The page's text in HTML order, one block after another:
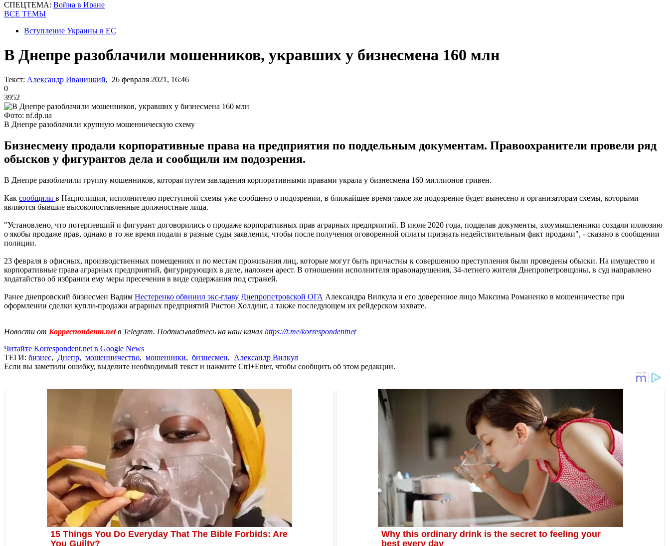
СПЕЦТЕМА: Война в Иране
ВСЕ ТЕМЫ
Вступление Украины в ЕС
В Днепре разоблачили мошенников, укравших у бизнесмена 160 млн
Текст: Александр Иваницкий, 26 февраля 2021, 16:46
0
3952
Фото: nf.dp.ua
В Днепре разоблачили крупную мошенническую схему
Бизнесмену продали корпоративные права на предприятия по поддельным документам. Правоохранители провели ряд
обысков у фигурантов дела и сообщили им подозрения.
В Днепре разоблачили группу мошенников, которая путем завладения корпоративными правами украла у бизнесмена 160 миллионов гривен.
Как сообщили в Нацполиции, исполнителю преступной схемы уже сообщено о подозрении, в ближайшее время такое же подозрение будет вынесено и организаторам схемы, которыми
являются бывшие высокопоставленные должностные лица.
"Установлено, что потерпевший и фигурант договорились о продаже корпоративных прав аграрных предприятий. В июле 2020 года, подделав документы, злоумышленники создали иллюзию
о якобы продаже прав, однако в то же время подали в разные суды заявления, чтобы после получения оговоренной оплаты признать недействительным факт продажи", - сказано в сообщении
полиции.
23 февраля в офисных, производственных помещениях и по местам проживания лиц, которые могут быть причастны к совершению преступления были проведены обыски. На имущество и
корпоративные права аграрных предприятий, фигурирующих в деле, наложен арест. В отношении исполнителя правонарушения, 34-летнего жителя Днепропетровщины, в суд направлено
ходатайство об избрании ему меры пресечения в виде содержания под стражей.
Ранее днепровский бизнесмен Вадим Нестеренко обвинил экс-главу Днепропетровской ОГА Александра Вилкула и его доверенное лицо Максима Романенко в мошенничестве при
оформлении сделки купли-продажи аграрных предприятий Ристон Холдинг, а также последующем их рейдерском захвате.
Новости от Корреспондент.netв Telegram. Подписывайтесь на наш канал https://t.me/korrespondentnet
Читайте Korrespondent.net в Google News
ТЕГИ: бизнес, Днепр, мошенничество, мошенники, бизнесмен, Александр Вилкул
Если вы заметили ошибку, выделите необходимый текст и нажмите Ctrl+Enter, чтобы сообщить об этом редакции.